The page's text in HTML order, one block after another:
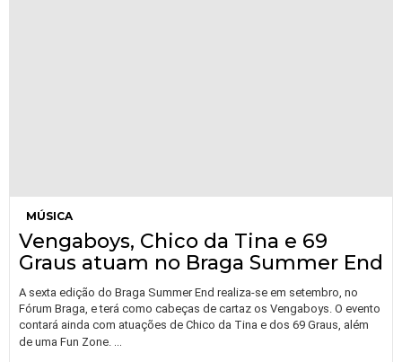
MÚSICA
Vengaboys, Chico da Tina e 69
Graus atuam no Braga Summer End
A sexta edição do Braga Summer End realiza-se em setembro, no
Fórum Braga, e terá como cabeças de cartaz os Vengaboys. O evento
contará ainda com atuações de Chico da Tina e dos 69 Graus, além
de uma Fun Zone. …